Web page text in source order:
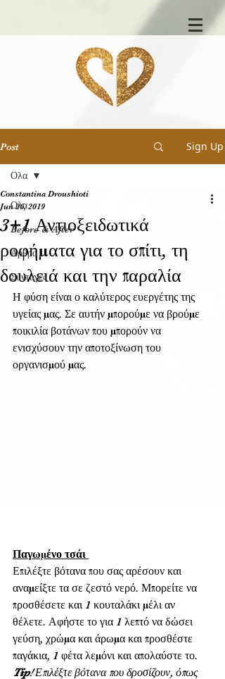
Post Sign Up
Ολα
Before & After
Άρθρα
Συνταγές
Ολα
3+1 Αντιοξειδωτικά
ροφήματα για το σπίτι, τη
δουλειά και την παραλία
Constantina Droushioti
Jun 26, 2019
Η φύση είναι ο καλύτερος ευεργέτης της
υγείας μας. Σε αυτήν μπορούμε να βρούμε
ποικιλία βοτάνων που μπορούν να
ενισχύσουν την αποτοξίνωση του
οργανισμού μας.
Παγωμένο τσάι
Επιλέξτε βότανα που σας αρέσουν και
αναμείξτε τα σε ζεστό νερό. Μπορείτε να
προσθέσετε και 1 κουταλάκι μέλι αν
θέλετε. Αφήστε το για 1 λεπτό να δώσει
γεύση, χρώμα και άρωμα και προσθέστε
παγάκια, 1 φέτα λεμόνι και απολαύστε το.
Tip! Επιλέξτε βότανα που δροσίζουν, όπως